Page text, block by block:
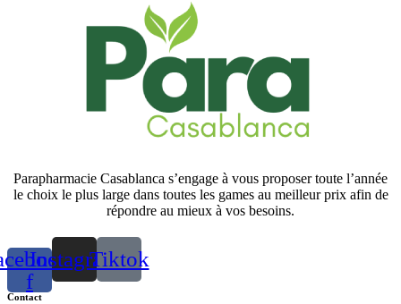
Parapharmacie Casablanca s’engage à vous proposer toute l’année
le choix le plus large dans toutes les games au meilleur prix afin de
répondre au mieux à vos besoins.
f
InstagramTiktok
Contact